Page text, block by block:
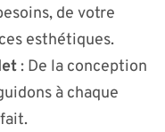
de votre
esthétiques.
: De la conception
à chaque